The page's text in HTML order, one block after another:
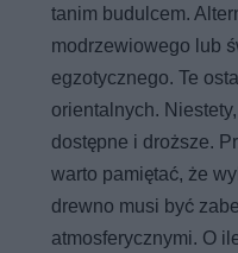
tanim budulcem.
modrzewiowego lub
egzotycznego. Te
orientalnych.
dostępne i droższe.
warto pamiętać, że
drewno musi być
atmosferycznymi. O